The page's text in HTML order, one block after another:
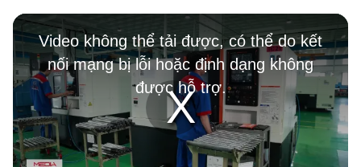
Play
This
is
a
modal
window.
Video không thể tải được, có thể do kết
nối mạng bị lỗi hoặc định dạng không
được hỗ trợ.